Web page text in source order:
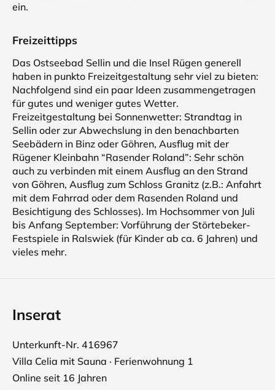
ein.
Freizeittipps
Das Ostseebad Sellin und die Insel Rügen generell
haben in punkto Freizeitgestaltung sehr viel zu bieten:
Nachfolgend sind ein paar Ideen zusammengetragen
für gutes und weniger gutes Wetter.
Freizeitgestaltung bei Sonnenwetter: Strandtag in
Sellin oder zur Abwechslung in den benachbarten
Seebädern in Binz oder Göhren, Ausflug mit der
Rügener Kleinbahn “Rasender Roland”: Sehr schön
auch zu verbinden mit einem Ausflug an den Strand
von Göhren, Ausflug zum Schloss Granitz (z.B.: Anfahrt
mit dem Fahrrad oder dem Rasenden Roland und
Besichtigung des Schlosses). Im Hochsommer von Juli
bis Anfang September: Vorführung der Störtebeker-
Festspiele in Ralswiek (für Kinder ab ca. 6 Jahren) und
vieles mehr.
Inserat
Unterkunft-Nr. 416967
Villa Celia mit Sauna · Ferienwohnung 1
Online seit 16 Jahren